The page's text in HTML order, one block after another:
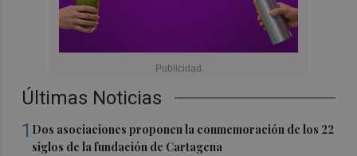
Últimas Noticias
1 Dos asociaciones proponen la conmemoración de los 22
siglos de la fundación de Cartagena